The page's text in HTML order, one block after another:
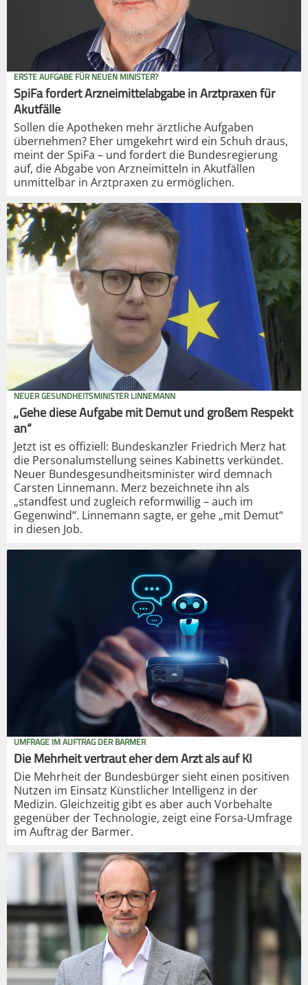
ERSTE AUFGABE FÜR NEUEN MINISTER?
SpiFa fordert Arzneimittelabgabe in Arztpraxen für
Akutfälle
Sollen die Apotheken mehr ärztliche Aufgaben
übernehmen? Eher umgekehrt wird ein Schuh draus,
meint der SpiFa – und fordert die Bundesregierung
auf, die Abgabe von Arzneimitteln in Akutfällen
unmittelbar in Arztpraxen zu ermöglichen.
NEUER GESUNDHEITSMINISTER LINNEMANN
„Gehe diese Aufgabe mit Demut und großem Respekt
an“
Jetzt ist es offiziell: Bundeskanzler Friedrich Merz hat
die Personalumstellung seines Kabinetts verkündet.
Neuer Bundesgesundheitsminister wird demnach
Carsten Linnemann. Merz bezeichnete ihn als
„standfest und zugleich reformwillig – auch im
Gegenwind“. Linnemann sagte, er gehe „mit Demut“
in diesen Job.
UMFRAGE IM AUFTRAG DER BARMER
Die Mehrheit vertraut eher dem Arzt als auf KI
Die Mehrheit der Bundesbürger sieht einen positiven
Nutzen im Einsatz Künstlicher Intelligenz in der
Medizin. Gleichzeitig gibt es aber auch Vorbehalte
gegenüber der Technologie, zeigt eine Forsa-Umfrage
im Auftrag der Barmer.